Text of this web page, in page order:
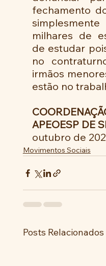
fechamento
milhares de
de estudar
no
irmãos
estão no
APEOESP DE
outubro de
Movimentos Sociais
Posts Relacionados